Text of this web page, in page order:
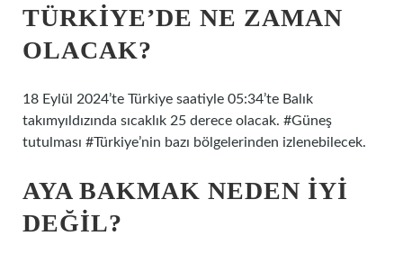
TÜRKIYE’DE NE ZAMAN
OLACAK?
18 Eylül 2024’te Türkiye saatiyle 05:34’te Balık
takımyıldızında sıcaklık 25 derece olacak. #Güneş
tutulması #Türkiye’nin bazı bölgelerinden izlenebilecek.
AYA BAKMAK NEDEN IYI
DEĞIL?